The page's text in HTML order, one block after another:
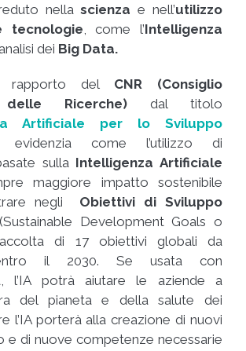
nella scienza e nell’utilizzo
tecnologie , come l’Intelligenza
dei Big Data.
rapporto del CNR (Consiglio
delle Ricerche) dal titolo
Artificiale per lo Sviluppo
evidenzia come l’utilizzo di
sulla Intelligenza Artificiale
maggiore impatto sostenibile
negli Obiettivi di Sviluppo
(Sustainable Development Goals o
di 17 obiettivi globali da
il 2030. Se usata con
l’IA potrà aiutare le aziende a
del pianeta e della salute dei
l’IA porterà alla creazione di nuovi
e di nuove competenze necessarie